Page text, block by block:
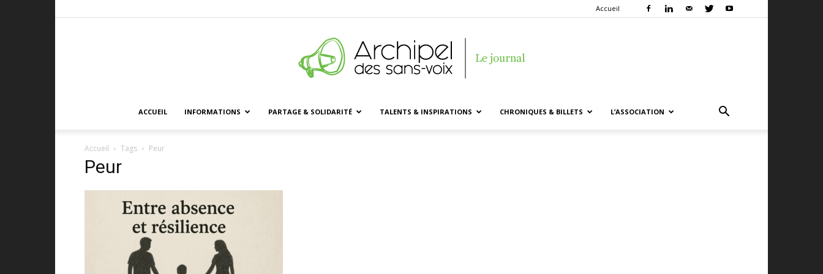
Accueil
ACCUEIL INFORMATIONS PARTAGE & SOLIDARITÉ TALENTS & INSPIRATIONS CHRONIQUES & BILLETS L’ASSOCIATION
Accueil Tags Peur
Peur